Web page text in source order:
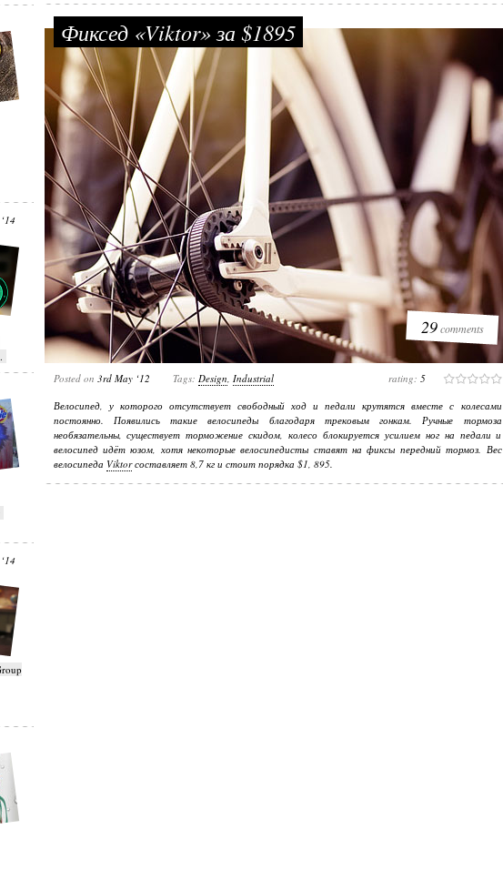
Фиксед «Viktor» за $1895
29comments
Posted on 3rd May ‘12 Tags: Design, Industrial rating: 5
Велосипед, у которого отсутствует свободный ход и педали крутятся вместе с колесами
постоянно. Появились такие велосипеды благодаря трековым гонкам. Ручные тормоза
необязательны, существует торможение скидом, колесо блокируется усилием ног на педали и
велосипед идёт юзом, хотя некоторые велосипедисты ставят на фиксы передний тормоз. Вес
велосипеда Viktorсоставляет 8,7 кг и стоит порядка $1, 895.